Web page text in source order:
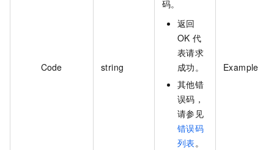
Code string
码。
返回
OK 代
表请求
成功。
其他错
误码，
请参见
错误码
列表 。
Example